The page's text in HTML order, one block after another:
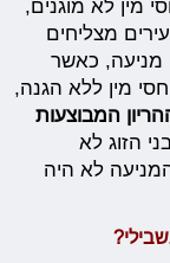
מין לא מוגנים,
מצליחים
מניעה, כאשר
מין ללא הגנה,
ההריון המבוצעות
הזוג לא
לא היה